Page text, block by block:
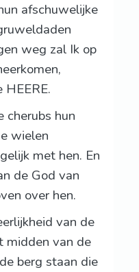
afschuwelijke
weg zal Ik op
cherubs hun
wielen
met hen. En
de God van
over hen.
van de
midden van de
berg staan die